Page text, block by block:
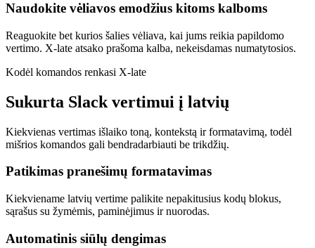
Naudokite vėliavos emodžius kitoms kalboms
Reaguokite bet kurios šalies vėliava, kai jums reikia papildomo
vertimo. X-late atsako prašoma kalba, nekeisdamas numatytosios.
Kodėl komandos renkasi X-late
Sukurta Slack vertimui į latvių
Kiekvienas vertimas išlaiko toną, kontekstą ir formatavimą, todėl
mišrios komandos gali bendradarbiauti be trikdžių.
Patikimas pranešimų formatavimas
Kiekviename latvių vertime palikite nepakitusius kodų blokus,
sąrašus su žymėmis, paminėjimus ir nuorodas.
Automatinis siūlų dengimas